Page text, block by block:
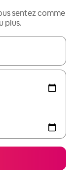
sentez comme
plus.
flèches vers le